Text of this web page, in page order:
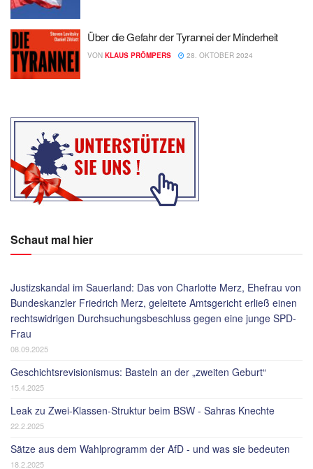
Über die Gefahr der Tyrannei der Minderheit
VON KLAUS PRÖMPERS 28. OKTOBER 2024
Schaut mal hier
Justizskandal im Sauerland: Das von Charlotte Merz, Ehefrau von
Bundeskanzler Friedrich Merz, geleitete Amtsgericht erließ einen
rechtswidrigen Durchsuchungsbeschluss gegen eine junge SPD-
Frau
08.09.2025
Geschichtsrevisionismus: Basteln an der „zweiten Geburt“
15.4.2025
Leak zu Zwei-Klassen-Struktur beim BSW - Sahras Knechte
22.2.2025
Sätze aus dem Wahlprogramm der AfD - und was sie bedeuten
18.2.2025